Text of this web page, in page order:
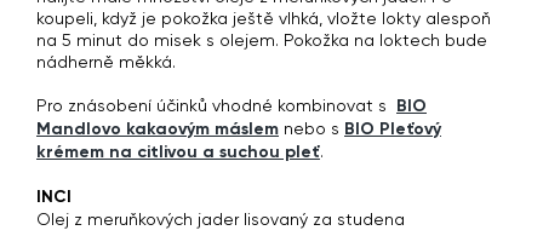
koupeli, když je pokožka ještě vlhká, vložte lokty alespoň
na 5 minut do misek s olejem. Pokožka na loktech bude
nádherně měkká.
Pro znásobení účinků vhodné kombinovat s BIO
Mandlovo kakaovým máslem nebo s BIO Pleťový
krémem na citlivou a suchou pleť.
INCI
Olej z meruňkových jader lisovaný za studena